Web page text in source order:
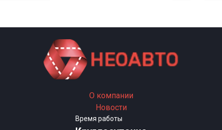
О компании
Новости
Время работы